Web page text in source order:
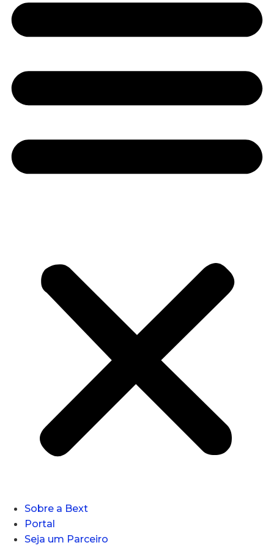
Sobre a Bext
Portal
Seja um Parceiro